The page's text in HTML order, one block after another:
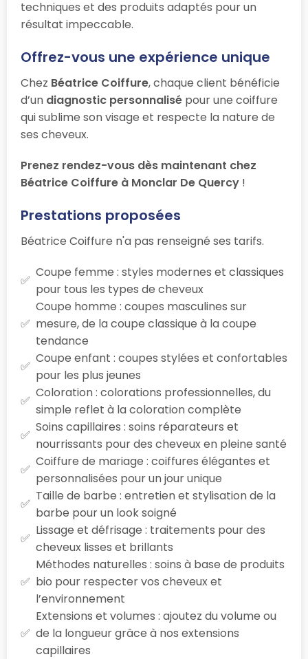
techniques et des produits adaptés pour un
résultat impeccable.
Offrez-vous une expérience unique
Chez Béatrice Coiffure, chaque client bénéficie
d’un diagnostic personnalisé pour une coiffure
qui sublime son visage et respecte la nature de
ses cheveux.
Prenez rendez-vous dès maintenant chez
Béatrice Coiffure à Monclar De Quercy !
Prestations proposées
Béatrice Coiffure n'a pas renseigné ses tarifs.
Coupe femme : styles modernes et classiques
pour tous les types de cheveux
Coupe homme : coupes masculines sur
mesure, de la coupe classique à la coupe
tendance
Coupe enfant : coupes stylées et confortables
pour les plus jeunes
Coloration : colorations professionnelles, du
simple reflet à la coloration complète
Soins capillaires : soins réparateurs et
nourrissants pour des cheveux en pleine santé
Coiffure de mariage : coiffures élégantes et
personnalisées pour un jour unique
Taille de barbe : entretien et stylisation de la
barbe pour un look soigné
Lissage et défrisage : traitements pour des
cheveux lisses et brillants
Méthodes naturelles : soins à base de produits
bio pour respecter vos cheveux et
l’environnement
Extensions et volumes : ajoutez du volume ou
de la longueur grâce à nos extensions
capillaires